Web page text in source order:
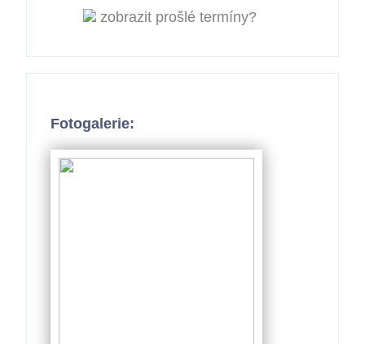
zobrazit prošlé termíny?
Fotogalerie: